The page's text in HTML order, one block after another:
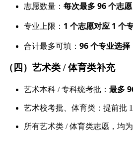
志愿数量： 每次最多 96 个志愿
专业上限： 1 个志愿对应 1 个
合计最多可填： 96 个专业选择
（四）艺术类 / 体育类补充
艺术本科 / 专科统考批： 最多
艺术校考批、体育类：提前批
所有艺术类 / 体育类志愿，均为